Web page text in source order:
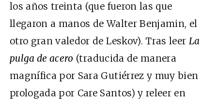
los años treinta (que fueron las que
llegaron a manos de Walter Benjamin, el
otro gran valedor de Leskov). Tras leer La
pulga de acero (traducida de manera
magnífica por Sara Gutiérrez y muy bien
prologada por Care Santos) y releer en